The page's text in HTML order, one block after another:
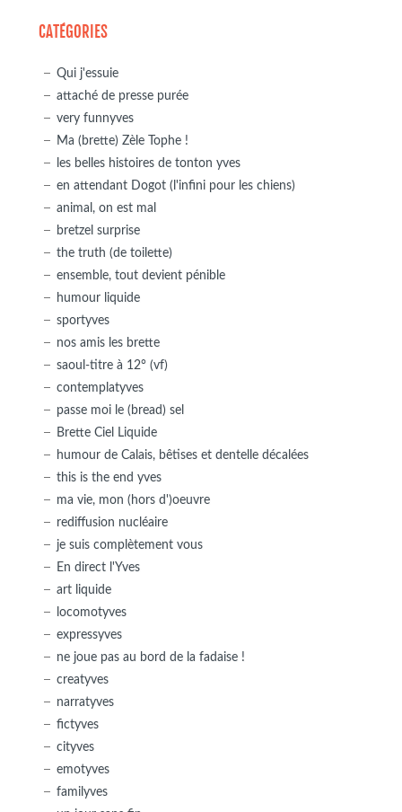
CATÉGORIES
Qui j'essuie
attaché de presse purée
very funnyves
Ma (brette) Zèle Tophe !
les belles histoires de tonton yves
en attendant Dogot (l'infini pour les chiens)
animal, on est mal
bretzel surprise
the truth (de toilette)
ensemble, tout devient pénible
humour liquide
sportyves
nos amis les brette
saoul-titre à 12° (vf)
contemplatyves
passe moi le (bread) sel
Brette Ciel Liquide
humour de Calais, bêtises et dentelle décalées
this is the end yves
ma vie, mon (hors d')oeuvre
rediffusion nucléaire
je suis complètement vous
En direct l'Yves
art liquide
locomotyves
expressyves
ne joue pas au bord de la fadaise !
creatyves
narratyves
fictyves
cityves
emotyves
familyves